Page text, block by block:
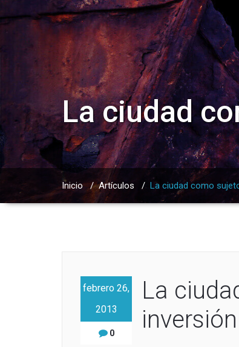
La ciudad
Inicio/Artículos / La ciudad como
febrero 26,
2013
0
La
inversión